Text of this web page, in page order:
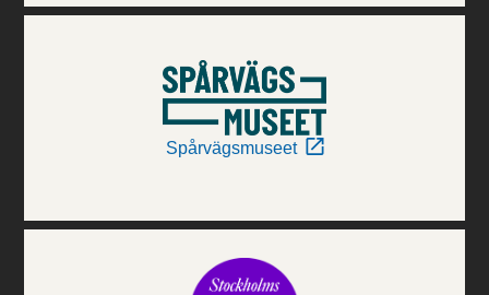
Spårvägsmuseet